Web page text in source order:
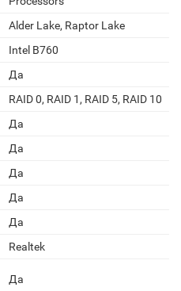
Alder Lake, Raptor Lake
Intel B760
Да
RAID 0, RAID 1, RAID 5, RAID 10
Да
Да
Да
Да
Да
Realtek
Да